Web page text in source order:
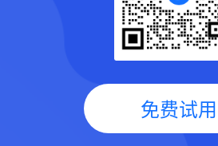
免费试用